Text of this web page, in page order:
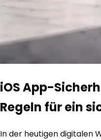
iOS App-
Regeln für ein
In der heutigen digitalen